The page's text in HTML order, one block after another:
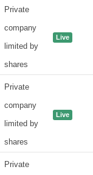
Private
company
limited by
shares
Live
Private
company
limited by
shares
Live
Private